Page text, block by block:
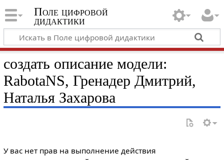
Поле цифровой
дидактики
создать описание модели:
RabotaNS, Гренадер Дмитрий,
Наталья Захарова
У вас нет прав на выполнение действия